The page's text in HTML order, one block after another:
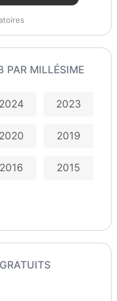
PAR MILLÉSIME
2024 2023
2020 2019
2016 2015